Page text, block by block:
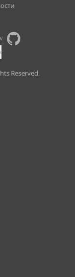
Reserved.